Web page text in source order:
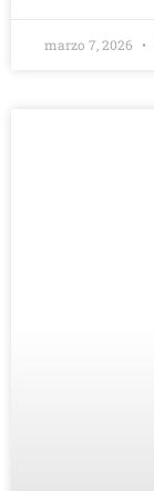
marzo 7, 2026